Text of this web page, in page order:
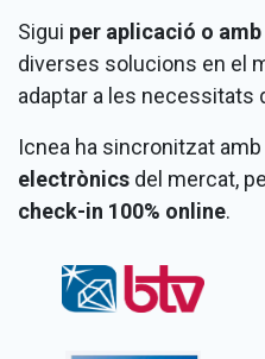
Sigui per aplicació o
diverses solucions en el
adaptar a les necessitats
Icnea ha sincronitzat amb
electrònics del mercat,
check-in 100% online.